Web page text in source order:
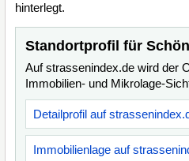
hinterlegt.
Standortprofil für
Auf strassenindex.de wird der
Immobilien- und Mikrolage-
Detailprofil auf
Immobilienlage auf